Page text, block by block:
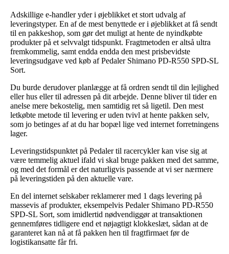
Adskillige e-handler yder i øjeblikket et stort udvalg af
leveringstyper. En af de mest benyttede er i øjeblikket at få sendt
til en pakkeshop, som gør det muligt at hente de nyindkøbte
produkter på et selvvalgt tidspunkt. Fragtmetoden er altså ultra
fremkommelig, samt endda endda den mest prisbevidste
leveringsudgave ved køb af Pedaler Shimano PD-R550 SPD-SL
Sort.
Du burde derudover planlægge at få ordren sendt til din lejlighed
eller hus eller til adressen på dit arbejde. Denne bliver til tider en
anelse mere bekostelig, men samtidig ret så ligetil. Den mest
letkøbte metode til levering er uden tvivl at hente pakken selv,
som jo betinges af at du har bopæl lige ved internet forretningens
lager.
Leveringstidspunktet på Pedaler til racercykler kan vise sig at
være temmelig aktuel ifald vi skal bruge pakken med det samme,
og med det formål er det naturligvis passende at vi ser nærmere
på leveringstiden på den aktuelle vare.
En del internet selskaber reklamerer med 1 dags levering på
massevis af produkter, eksempelvis Pedaler Shimano PD-R550
SPD-SL Sort, som imidlertid nødvendiggør at transaktionen
gennemføres tidligere end et nøjagtigt klokkeslæt, sådan at de
garanteret kan nå at få pakken hen til fragtfirmaet før de
logistikansatte får fri.